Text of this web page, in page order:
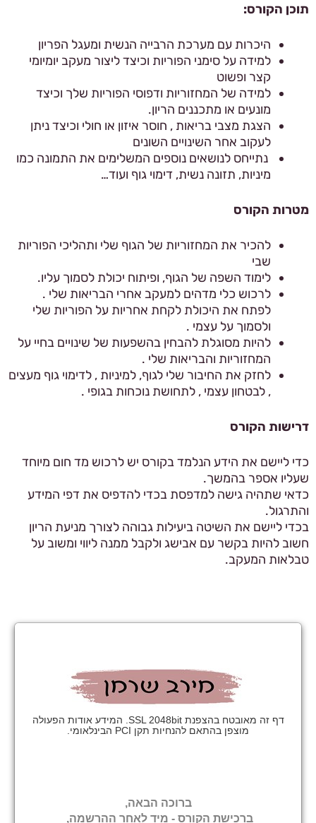
תוכן הקורס:
היכרות עם מערכת הרבייה הנשית ומעגל הפריון
למידה על סימני הפוריות וכיצד ליצור מעקב יומיומי
קצר ופשוט
למידה של המחזוריות ודפוסי הפוריות שלך וכיצד
מונעים או מתכננים הריון.
הצגת מצבי בריאות , חוסר איזון או חולי וכיצד ניתן
לעקוב אחר השינויים השונים
נתייחס לנושאים נוספים המשלימים את התמונה כמו
מיניות, תזונה נשית, דימוי גוף ועוד…
מטרות הקורס
להכיר את המחזוריות של הגוף שלי ותהליכי הפוריות
שבי
לימוד השפה של הגוף, ופיתוח יכולת לסמוך עליו.
לרכוש כלי מדהים למעקב אחרי הבריאות שלי .
לפתח את היכולת לקחת אחריות על הפוריות שלי
ולסמוך על עצמי .
להיות מסוגלת להבחין בהשפעות של שינויים בחיי על
המחזוריות והבריאות שלי .
לחזק את החיבור שלי לגוף, למיניות , לדימוי גוף מעצים
, לבטחון עצמי , לתחושת נוכחות בגופי .
דרישות הקורס
כדי ליישם את הידע הנלמד בקורס יש לרכוש מד חום מיוחד
שעליו אספר בהמשך.
כדאי שתהיה גישה למדפסת בכדי להדפיס את דפי המידע
והתרגול.
בכדי ליישם את השיטה ביעילות גבוהה לצורך מניעת הריון
חשוב להיות בקשר עם אבישג ולקבל ממנה ליווי ומשוב על
טבלאות המעקב.